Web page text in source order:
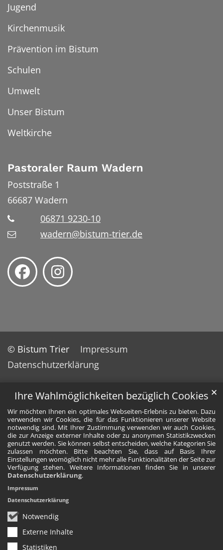
Ihre Wahlmöglichkeiten bezüglich Cookies
Wir möchten Ihnen ein optimales Webseiten-Erlebnis zu bieten. Dazu
verwenden wir Cookies, die für das Funktionieren unserer Website
notwendig sind. Mit Ihrer Zustimmung verwenden wir auch Cookies,
die zur Anzeige externer Inhalte oder zu anonymen Statistikzwecken
genutzt werden. Sie können selbst entscheiden, welche Kategorien Sie
zulassen möchten. Bitte beachten Sie, dass auf Basis Ihrer
Einstellungen womöglich nicht mehr alle Funktionalitäten der Seite zur
Verfügung stehen. Weitere Informationen finden Sie in unserer
Datenschutzerklärung.
Notwendig
Externe Inhalte
Statistiken
✕
Impressum
Datenschutzerklärung
Jugend
Kirchenmusik
Prävention im Bistum
Schulen
Umwelt
Unser Bistum
Weltkirche
Pastoraler Raum Wadern
Poststraße 1
66687 Wadern
06871 9230-10
wadern@bistum-trier.de
© Bistum Trier
Impressum
Datenschutzerklärung